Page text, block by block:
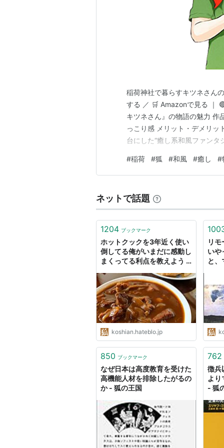
稲荷神社で暮らすキツネさん
する ／ 🛒 Amazonで見る ｜
キツネさん』の物語の魅力 作
っこり感 メリット・デメリッ
台にした“癒し系和風ファン
です。 稲荷神社を舞台にした
間との交流を描く優しい…
#稲荷 #狐 #和風 #癒し #
ネットで話題
1204 ブックマーク
ホットクックを3年近く使い
倒してる俺がいまだに感動し
まくってる利点を教えよう -
koshian.hateblo.jp
リ
いや
と、
850 ブックマーク
なぜ日本は高度教育を受けた
高機能人材を排除したがるの
か - 狐の王国
762
徴兵
より
- 狐